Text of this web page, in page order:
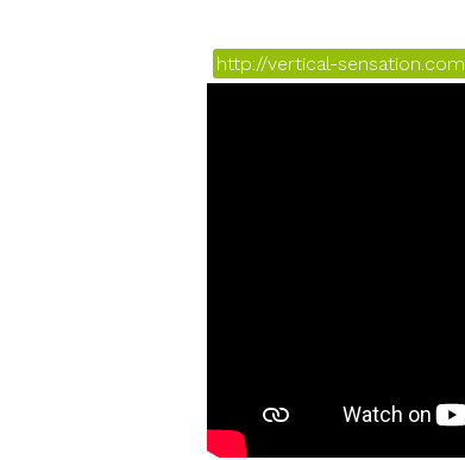
http://vertical-sensation.com